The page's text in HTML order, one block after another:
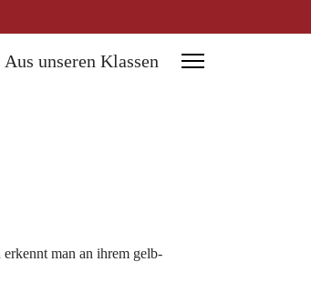
Aus unseren Klassen
man an ihrem gelb-